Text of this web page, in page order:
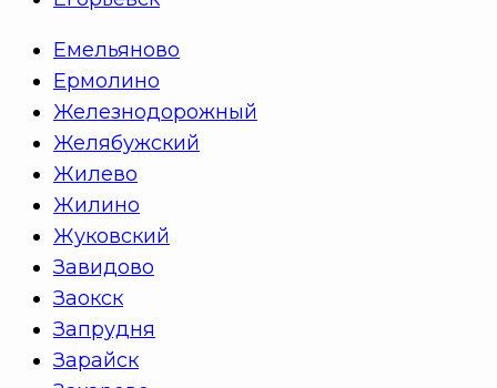
Емельяново
Ермолино
Железнодорожный
Желябужский
Жилево
Жилино
Жуковский
Завидово
Заокск
Запрудня
Зарайск